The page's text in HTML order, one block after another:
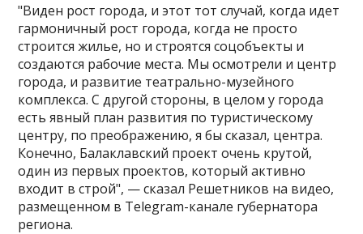
"Виден рост города, и этот тот случай, когда идет
гармоничный рост города, когда не просто
строится жилье, но и строятся соцобъекты и
создаются рабочие места. Мы осмотрели и центр
города, и развитие театрально-музейного
комплекса. С другой стороны, в целом у города
есть явный план развития по туристическому
центру, по преображению, я бы сказал, центра.
Конечно, Балаклавский проект очень крутой,
один из первых проектов, который активно
входит в строй", — сказал Решетников на видео,
размещенном в Telegram-канале губернатора
региона.